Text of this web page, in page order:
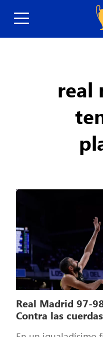
real
Real Madrid 97-
Contra las cuerdas